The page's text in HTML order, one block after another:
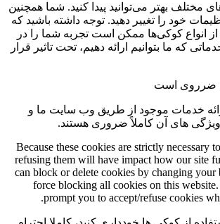
مختلف بهتر می‌توانید پیدا کنید. شما همچنین
خود را تغییر دهید. توجه داشته باشید که
انواع کوکی‌ها ممکن است تجربه شما را در
که ما بتوانیم ارائه دهیم، تحت تاثیر قرار
ضرروی است
خدمات موجود از طریق وب سایت ما و
ویژگی های آن کاملاً ضروری هستند.
Because these cookies are strictly necessary
refusing them will have impact how our site
can block or delete cookies by changing your
force blocking all cookies on this
prompt you to accept/refuse cookies